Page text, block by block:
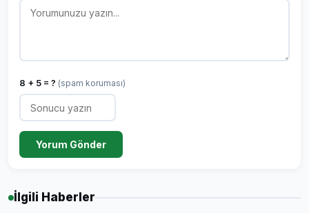
8 + 5 = ? (spam koruması)
Yorum Gönder
İlgili Haberler